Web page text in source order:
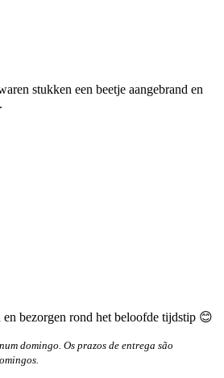
stukken een beetje aangebrand en
bezorgen rond het beloofde tijdstip 😊
domingo. Os prazos de entrega são